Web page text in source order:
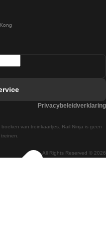
Wenen
Salzburg
naar Praag All Rights Reserved © 2026
van treinkaartjes. Rail Ninja is geen
Privacybeleidverklaring